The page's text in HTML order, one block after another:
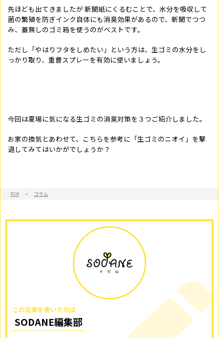
先ほども出てきましたが 新聞紙にくるむことで、水分を吸収して
菌の繁殖を防ぎインク自体にも消臭効果があるので、新聞でつつ
み、蓋無しのゴミ箱を使うのがベストです。
ただし「やはりフタをしめたい」という方は、生ゴミの水分をし
っかり取り、重曹スプレーを有効に使いましょう。
今回は夏場に気になる生ゴミの消臭対策を３つご紹介しました。
お家の換気とあわせて、こちらを参考に「生ゴミのニオイ」を撃
退してみてはいかがでしょうか？
TOP > コラム
この記事を書いたのは
SODANE編集部